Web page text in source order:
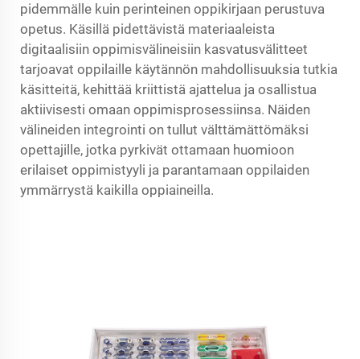
pidemmälle kuin perinteinen oppikirjaan perustuva
opetus. Käsillä pidettävistä materiaaleista
digitaalisiin oppimisvälineisiin kasvatusvälitteet
tarjoavat oppilaille käytännön mahdollisuuksia tutkia
käsitteitä, kehittää kriittistä ajattelua ja osallistua
aktiivisesti omaan oppimisprosessiinsa. Näiden
välineiden integrointi on tullut välttämättömäksi
opettajille, jotka pyrkivät ottamaan huomioon
erilaiset oppimistyyli ja parantamaan oppilaiden
ymmärrystä kaikilla oppiaineilla.